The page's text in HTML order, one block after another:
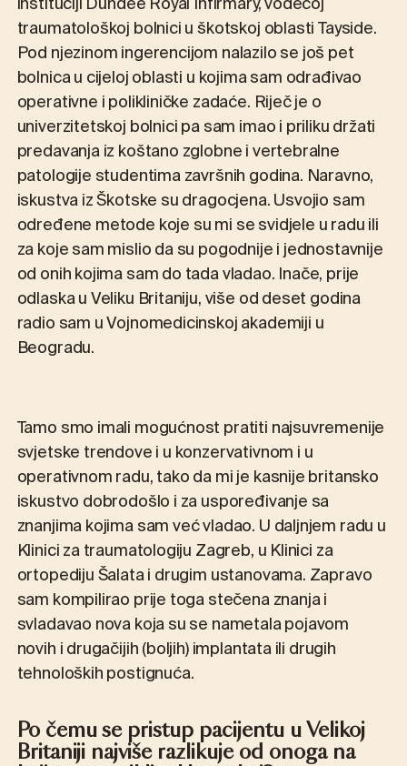
instituciji Dundee Royal Infirmary, vodećoj
traumatološkoj bolnici u škotskoj oblasti Tayside.
Pod njezinom ingerencijom nalazilo se još pet
bolnica u cijeloj oblasti u kojima sam odrađivao
operativne i polikliničke zadaće. Riječ je o
univerzitetskoj bolnici pa sam imao i priliku držati
predavanja iz koštano zglobne i vertebralne
patologije studentima završnih godina. Naravno,
iskustva iz Škotske su dragocjena. Usvojio sam
određene metode koje su mi se svidjele u radu ili
za koje sam mislio da su pogodnije i jednostavnije
od onih kojima sam do tada vladao. Inače, prije
odlaska u Veliku Britaniju, više od deset godina
radio sam u Vojnomedicinskoj akademiji u
Beogradu.
Tamo smo imali mogućnost pratiti najsuvremenije
svjetske trendove i u konzervativnom i u
operativnom radu, tako da mi je kasnije britansko
iskustvo dobrodošlo i za uspoređivanje sa
znanjima kojima sam već vladao. U daljnjem radu u
Klinici za traumatologiju Zagreb, u Klinici za
ortopediju Šalata i drugim ustanovama. Zapravo
sam kompilirao prije toga stečena znanja i
svladavao nova koja su se nametala pojavom
novih i drugačijih (boljih) implantata ili drugih
tehnoloških postignuća.
Po čemu se pristup pacijentu u Velikoj
Britaniji najviše razlikuje od onoga na